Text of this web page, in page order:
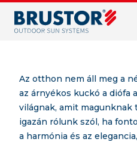
2025. 06. 17.
Az otthon nem áll meg a
az árnyékos kuckó a diófa
világnak, amit magunknak
igazán rólunk szól, ha
a harmónia és az